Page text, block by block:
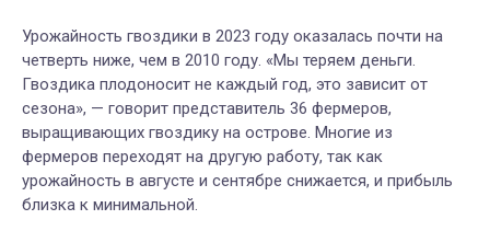
Урожайность гвоздики в 2023 году оказалась почти на
четверть ниже, чем в 2010 году. «Мы теряем деньги.
Гвоздика плодоносит не каждый год, это зависит от
сезона», — говорит представитель 36 фермеров,
выращивающих гвоздику на острове. Многие из
фермеров переходят на другую работу, так как
урожайность в августе и сентябре снижается, и прибыль
близка к минимальной.